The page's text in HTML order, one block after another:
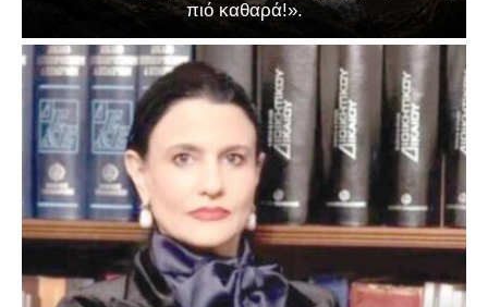
πιό καθαρά!».